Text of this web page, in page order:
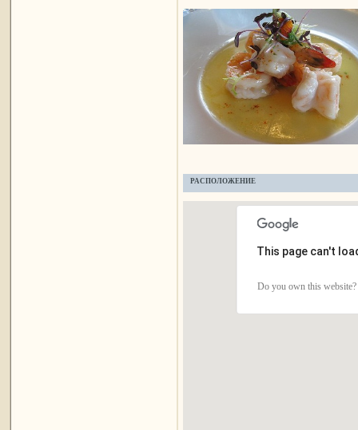
РАСПОЛОЖЕНИЕ
This page can't
Do you own this website?